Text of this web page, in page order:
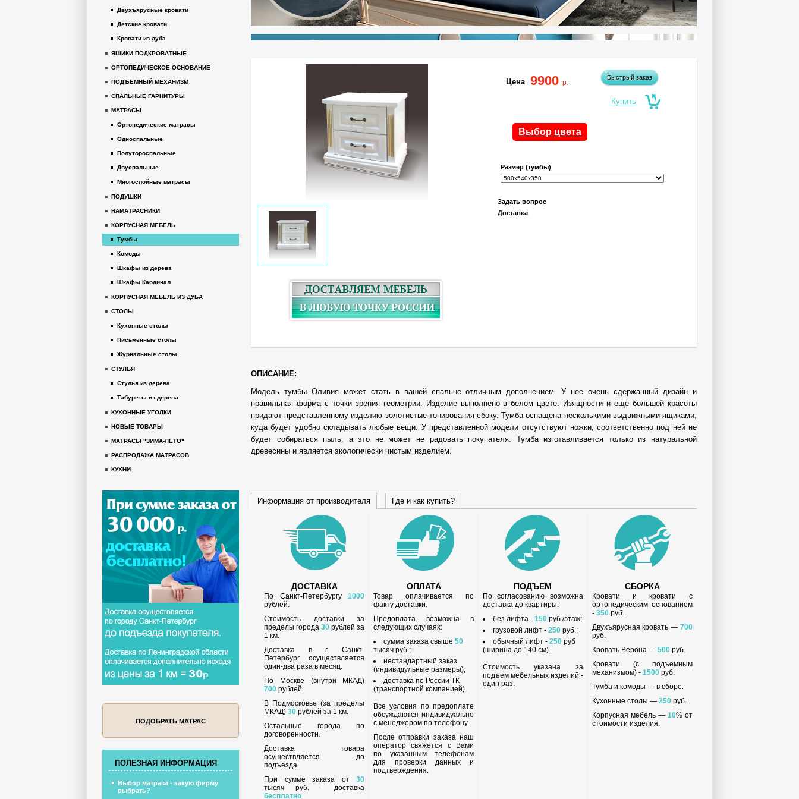
Цена 9900 р.
Быстрый заказ
Выбор цвета
Размер (тумбы)
Задать вопрос
Доставка
ОПИСАНИЕ:
Модель тумбы Оливия может стать в вашей спальне отличным дополнением. У нее очень сдержанный дизайн и
правильная форма с точки зрения геометрии. Изделие выполнено в белом цвете. Изящности и еще большей красоты
придают представленному изделию золотистые тонирования сбоку. Тумба оснащена несколькими выдвижными ящиками,
куда будет удобно складывать любые вещи. У представленной модели отсутствуют ножки, соответственно под ней не
будет собираться пыль, а это не может не радовать покупателя. Тумба изготавливается только из натуральной
древесины и является экологически чистым изделием.
Информация от производителя Где и как купить?
ДОСТАВКА
По Санкт-Петербургу1000
рублей.
Стоимость доставки за
пределы города30 рублей за
1 км.
Доставка в г. Санкт-
Петербург осуществляется
один-два раза в месяц.
По Москве (внутри МКАД)
700 рублей.
В Подмосковье (за пределы
МКАД)30 рублей за 1 км.
Остальные города по
договоренности.
Доставка товара
осуществляется до
подъезда.
При сумме заказа от30
тысяч руб. - доставка
бесплатно
ОПЛАТА
Товар оплачивается по
факту доставки.
Предоплата возможна в
следующих случаях:
сумма заказа свыше50
тысяч руб.;
нестандартный заказ
(индивидульные размеры);
доставка по России ТК
(транспортной компанией).
Все условия по предоплате
обсуждаются индивидуально
с менеджером по телефону.
После отправки заказа наш
оператор свяжется с Вами
по указанным телефонам
для проверки данных и
подтверждения.
ПОДЪЕМ
По согласованию возможна
доставка до квартиры:
без лифта - 150руб./этаж;
грузовой лифт - 250руб.;
обычный лифт - 250руб
(ширина до 140 см).
Стоимость указана за
подъем мебельных изделий -
один раз.
СБОРКА
Кровати и кровати с
ортопедическим основанием
- 350руб.
Двухъярусная кровать — 700
руб.
Кровать Верона — 500руб.
Кровати (с подъемным
механизмом) - 1500руб.
Тумба и комоды — в сборе.
Кухонные столы — 250руб.
Корпусная мебель — 10% от
стоимости изделия.
Двухъярусные кровати
Детские кровати
Кровати из дуба
ЯЩИКИ ПОДКРОВАТНЫЕ
ОРТОПЕДИЧЕСКОЕ ОСНОВАНИЕ
ПОДЪЕМНЫЙ МЕХАНИЗМ
СПАЛЬНЫЕ ГАРНИТУРЫ
МАТРАСЫ
Ортопедические матрасы
Односпальные
Полутороспальные
Двуспальные
Многослойные матрасы
ПОДУШКИ
НАМАТРАСНИКИ
КОРПУСНАЯ МЕБЕЛЬ
Тумбы
Комоды
Шкафы из дерева
Шкафы Кардинал
КОРПУСНАЯ МЕБЕЛЬ ИЗ ДУБА
СТОЛЫ
Кухонные столы
Письменные столы
Журнальные столы
СТУЛЬЯ
Стулья из дерева
Табуреты из дерева
КУХОННЫЕ УГОЛКИ
НОВЫЕ ТОВАРЫ
МАТРАСЫ "ЗИМА-ЛЕТО"
РАСПРОДАЖА МАТРАСОВ
КУХНИ
ПОДОБРАТЬ МАТРАС
ПОЛЕЗНАЯ ИНФОРМАЦИЯ
Выбор матраса - какую фирму
выбрать?